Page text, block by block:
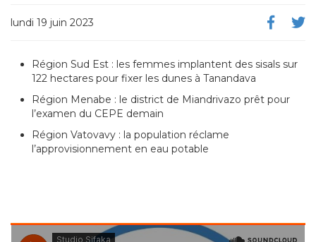
lundi 19 juin 2023
Région Sud Est : les femmes implantent des sisals sur
122 hectares pour fixer les dunes à Tanandava
Région Menabe : le district de Miandrivazo prêt pour
l’examen du CEPE demain
Région Vatovavy : la population réclame
l’approvisionnement en eau potable